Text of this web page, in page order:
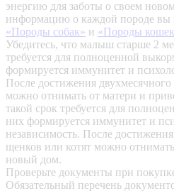
энергию для заботы о своем
информацию о каждой породе вы
«Породы собак» и «Породы
Убедитесь, что малыш старше 2
требуется для полноценной
формируется иммунитет и
После достижения двухмесячного
можно отнимать от матери и
такой срок требуется для
них формируется иммунитет и
независимость. После
щенков или котят можно
новый дом.
Проверьте документы при
Обязательный перечень